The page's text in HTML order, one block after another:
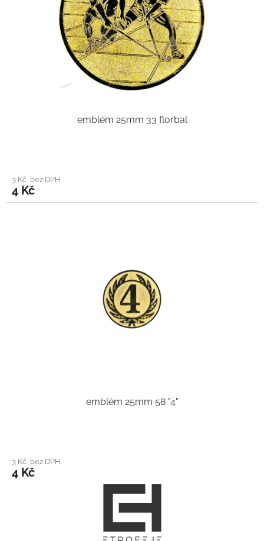
emblém 25mm 33 florbal
3 Kč bez DPH
4 Kč
emblém 25mm 58 "4"
3 Kč bez DPH
4 Kč